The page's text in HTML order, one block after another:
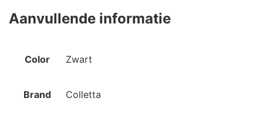
Aanvullende informatie
Color Zwart
Brand Colletta